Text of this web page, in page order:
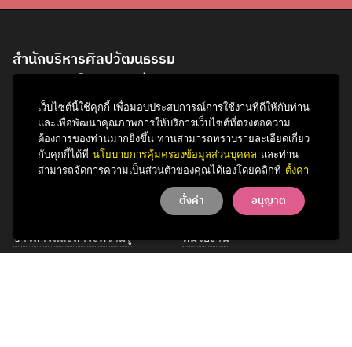
สำนักบริหารศิลปวัฒนธรรม
จุฬาลงกรณ์มหาวิทยาลัย
254 ถนนพญาไท
แขวงวังใหม่ เขตปทุมวัน
กรุงเทพฯ 10330
โทรศัพท์ 0 2218 3621
ข่าวสารและสาระความรู้
รู้จักสำนักฯ
หน่วยงาน
เว็บไซต์นี้ใช้คุกกี้ เพื่อมอบประสบการณ์การใช้งานที่ดีให้กับท่าน
และเพื่อพัฒนาคุณภาพการให้บริการเว็บไซต์ที่ตรงต่อความ
ต้องการของท่านมากยิ่งขึ้น ท่านสามารถทราบรายละเอียดเกี่ยว
กับคุกกี้ได้ที่ นโยบายการคุ้มครองข้อมูลส่วนบุคคล และท่าน
สามารถจัดการความเป็นส่วนตัวของคุณได้เองโดยคลิกที่ ตั้งค่า
ตั้งค่า อนุญาต